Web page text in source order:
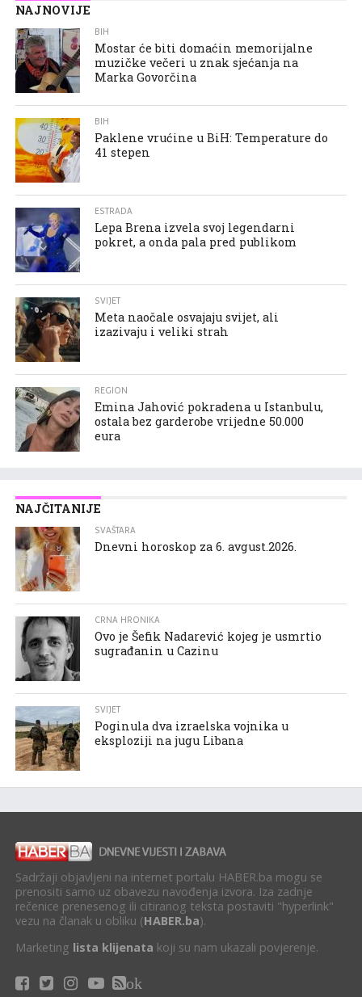
NAJNOVIJE
BIH
Mostar će biti domaćin memorijalne
muzičke večeri u znak sjećanja na
Marka Govorčina
BIH
Paklene vrućine u BiH: Temperature do
41 stepen
ESTRADA
Lepa Brena izvela svoj legendarni
pokret, a onda pala pred publikom
SVIJET
Meta naočale osvajaju svijet, ali
izazivaju i veliki strah
REGION
Emina Jahović pokradena u Istanbulu,
ostala bez garderobe vrijedne 50.000
eura
NAJČITANIJE
SVAŠTARA
Dnevni horoskop za 6. avgust.2026.
CRNA HRONIKA
Ovo je Šefik Nadarević kojeg je usmrtio
sugrađanin u Cazinu
SVIJET
Poginula dva izraelska vojnika u
eksploziji na jugu Libana
Sadržaji objavljeni na internet portalu HABER.ba mogu se
prenositi samo uz obavezu navođenja izvora. Iza zadnje
rečenice prenesenog ili citiranog teksta postaviti "hyperlink"
vezu na članak u obliku (HABER.ba).
Marketing lista klijenata koji su nam ukazali povjerenje.
ok